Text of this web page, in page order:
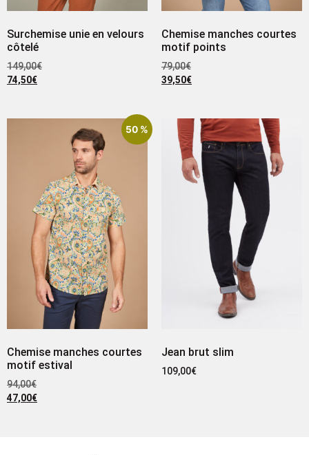
Surchemise unie en velours
côtelé
149,00€
74,50€
Chemise manches courtes
motif points
79,00€
39,50€
50 %
Chemise manches courtes
motif estival
94,00€
47,00€
Jean brut slim
109,00€